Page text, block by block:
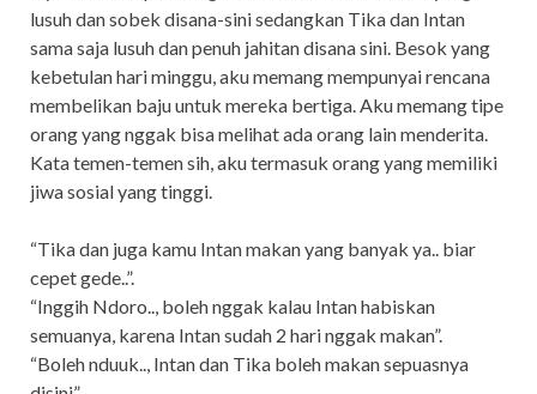
lusuh dan sobek disana-sini sedangkan Tika dan Intan
sama saja lusuh dan penuh jahitan disana sini. Besok yang
kebetulan hari minggu, aku memang mempunyai rencana
membelikan baju untuk mereka bertiga. Aku memang tipe
orang yang nggak bisa melihat ada orang lain menderita.
Kata temen-temen sih, aku termasuk orang yang memiliki
jiwa sosial yang tinggi.
“Tika dan juga kamu Intan makan yang banyak ya.. biar
cepet gede..”.
“Inggih Ndoro.., boleh nggak kalau Intan habiskan
semuanya, karena Intan sudah 2 hari nggak makan”.
“Boleh nduuk.., Intan dan Tika boleh makan sepuasnya